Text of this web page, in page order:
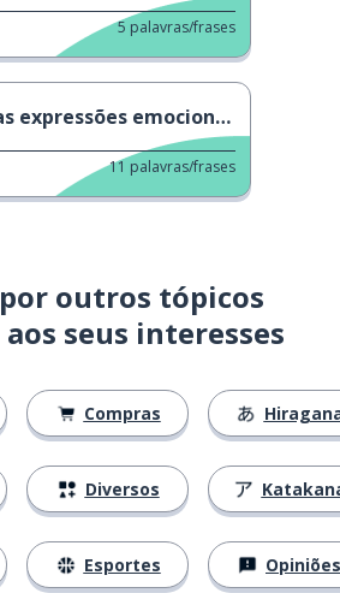
5 palavras/frases
expressões emocionais
11 palavras/frases
outros tópicos
seus interesses
Compras
Diversos
Esportes Opiniões